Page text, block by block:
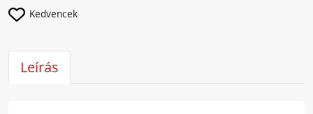
Kedvencek
Leírás